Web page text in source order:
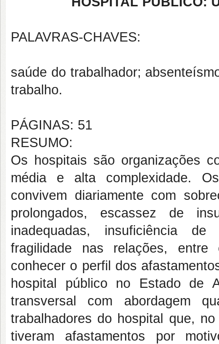
PALAVRAS-CHAVES:
saúde do trabalhador;
trabalho.
PÁGINAS: 51
RESUMO:
Os hospitais são organizações
média e alta complexidade.
convivem diariamente com
prolongados, escassez de
inadequadas, insuficiência
fragilidade nas relações,
conhecer o perfil dos
hospital público no Estado de
transversal com abordagem
trabalhadores do hospital que,
tiveram afastamentos por